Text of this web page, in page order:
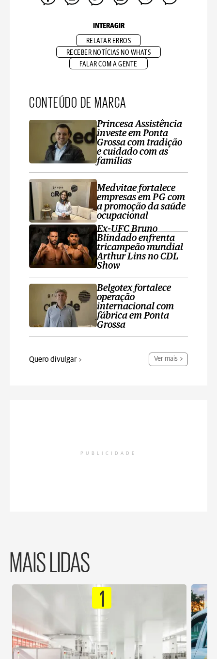
INTERAGIR
RELATAR ERROS
RECEBER NOTÍCIAS NO WHATS
FALAR COM A GENTE
CONTEÚDO DE MARCA
Princesa Assistência
investe em Ponta
Grossa com tradição
e cuidado com as
famílias
Medvitae fortalece
empresas em PG com
a promoção da saúde
ocupacional
Ex-UFC Bruno
Blindado enfrenta
tricampeão mundial
Arthur Lins no CDL
Show
Belgotex fortalece
operação
internacional com
fábrica em Ponta
Grossa
Quero divulgar Ver mais
PUBLICIDADE
MAIS LIDAS
1